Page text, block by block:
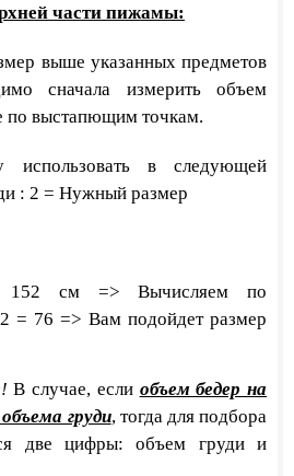
части пижамы:
выше указанных предметов
сначала измерить объем
по выстапющим точкам.
использовать в следующей
: 2 = Нужный размер
152 см => Вычисляем по
= 76 => Вам подойдет размер
В случае, если объем бедер на
груди, тогда для подбора
две цифры: объем груди и